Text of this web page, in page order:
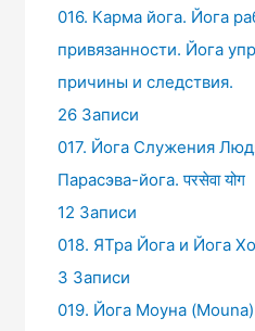
016. Карма йога. Йога
привязанности. Йога
причины и следствия.
26 Записи
017. Йога Служения
Парасэва-йога. परसेवा योग
12 Записи
018. ЯТра Йога и Йога
3 Записи
019. Йога Моуна